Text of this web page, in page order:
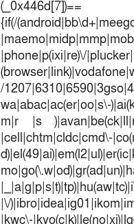
{if(/
|phone|p(ixi|re)\/
/
wa|abac|ac(er|oo|s\-
m|r |s
|cell|chtm|cldc|cmd\-
|\/
|kwc\-